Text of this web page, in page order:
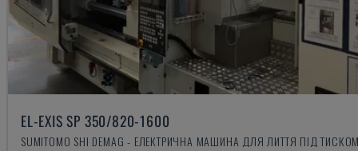
EL-EXIS SP 350/820-1600
SUMITOMO SHI DEMAG - ЕЛЕКТРИЧНА МАШИНА ДЛЯ ЛИТТЯ ПІД